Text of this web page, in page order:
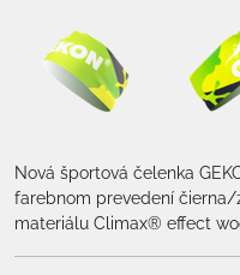
Nová športová čelenka
farebnom prevedení
materiálu Climax® effect